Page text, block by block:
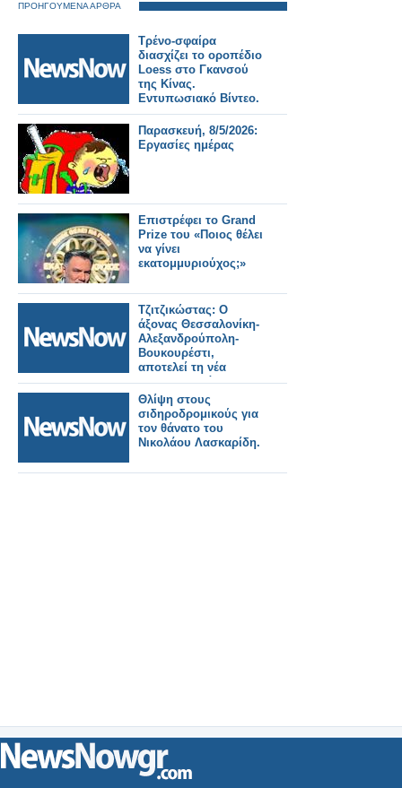
ΠΡΟΗΓΟΥΜΕΝΑ ΑΡΘΡΑ
Τρένο-σφαίρα
διασχίζει το οροπέδιο
Loess στο Γκανσού
της Κίνας.
Εντυπωσιακό Βίντεο.
Παρασκευή, 8/5/2026:
Εργασίες ημέρας
Επιστρέφει το Grand
Prize του «Ποιος θέλει
να γίνει
εκατομμυριούχος;»
Τζιτζικώστας: Ο
άξονας Θεσσαλονίκη-
Αλεξανδρούπολη-
Βουκουρέστι,
αποτελεί τη νέα
‘ραχοκοκαλιά
εξωστρέφειας,
ασφάλειας και
εμπορίου’ της
Ευρώπης.
Θλίψη στους
σιδηροδρομικούς για
τον θάνατο του
Νικολάου Λασκαρίδη.